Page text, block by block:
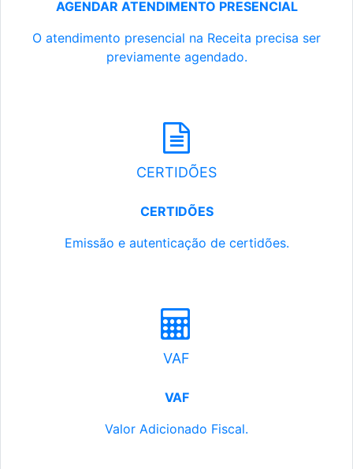
AGENDAR ATENDIMENTO PRESENCIAL
O atendimento presencial na Receita precisa ser
previamente agendado.
CERTIDÕES
CERTIDÕES
Emissão e autenticação de certidões.
VAF
VAF
Valor Adicionado Fiscal.